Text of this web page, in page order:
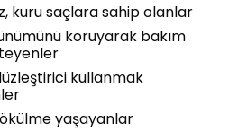
kuru saçlara sahip olanlar
koruyarak bakım
kullanmak
yaşayanlar